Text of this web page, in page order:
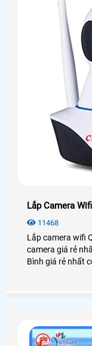
Lắp Camera
11468
Lắp camera wifi
camera giá rẻ
Bình giá rẻ nhất